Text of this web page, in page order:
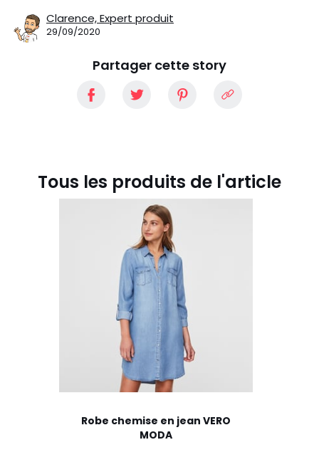
Clarence,Expert produit
29/09/2020
Partager cette story
Tous les produits de l'article
Robe chemise en jean VERO
MODA